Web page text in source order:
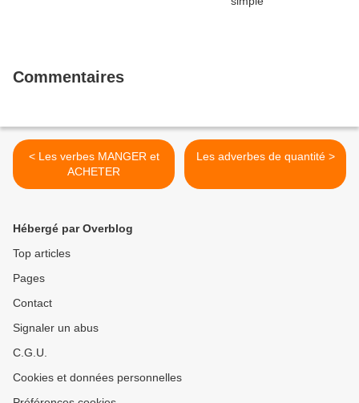
Commentaires
< Les verbes MANGER et
ACHETER
Les adverbes de quantité >
Hébergé par Overblog
Top articles
Pages
Contact
Signaler un abus
C.G.U.
Cookies et données personnelles